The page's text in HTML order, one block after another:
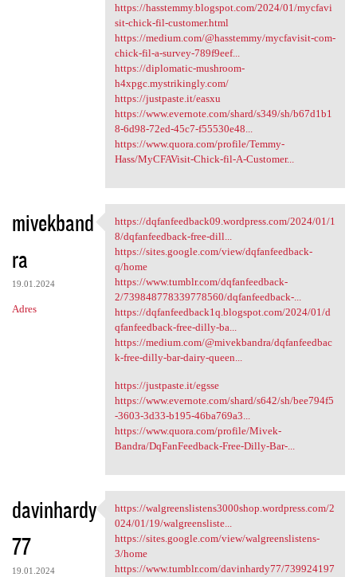
https://hasstemmy.blogspot.com/2024/01/mycfavi
sit-chick-fil-customer.html
https://medium.com/@hasstemmy/mycfavisit-com-
chick-fil-a-survey-789f9eef...
https://diplomatic-mushroom-
h4xpgc.mystrikingly.com/
https://justpaste.it/easxu
https://www.evernote.com/shard/s349/sh/b67d1b1
8-6d98-72ed-45c7-f55530e48...
https://www.quora.com/profile/Temmy-
Hass/MyCFAVisit-Chick-fil-A-Customer...
mivekband
ra
19.01.2024
Adres
https://dqfanfeedback09
https://dqfanfeedback09.wordpress.com/2024/01/1
8/dqfanfeedback-free-dill...
https://sites.google.com/view/dqfanfeedback-
q/home
https://www.tumblr.com/dqfanfeedback-
2/739848778339778560/dqfanfeedback-...
https://dqfanfeedback1q.blogspot.com/2024/01/d
qfanfeedback-free-dilly-ba...
https://medium.com/@mivekbandra/dqfanfeedbac
k-free-dilly-bar-dairy-queen...
https://justpaste.it/egsse
https://www.evernote.com/shard/s642/sh/bee794f5
-3603-3d33-b195-46ba769a3...
https://www.quora.com/profile/Mivek-
Bandra/DqFanFeedback-Free-Dilly-Bar-...
davinhardy
77
19.01.2024
https:/
https://walgreenslistens3000shop.wordpress.com/2
024/01/19/walgreensliste...
https://sites.google.com/view/walgreenslistens-
3/home
https://www.tumblr.com/davinhardy77/739924197